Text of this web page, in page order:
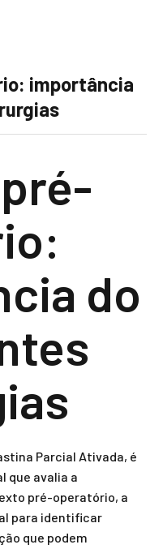
importância
do
Parcial Ativada, é
que avalia a
pré-operatório, a
para identificar
que podem